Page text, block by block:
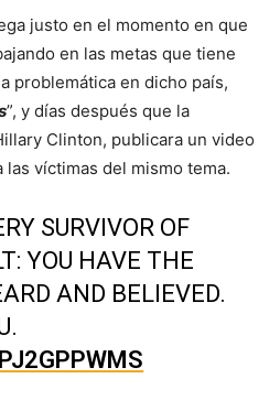
justo en el momento en que
en las metas que tiene
problemática en dicho país,
”, y días después que la
Clinton, publicara un video
víctimas del mismo tema.
SURVIVOR OF
YOU HAVE THE
AND BELIEVED.